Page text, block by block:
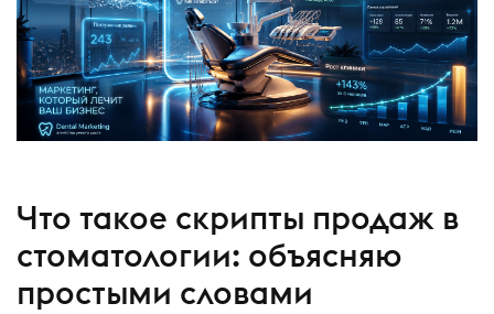
Что такое скрипты продаж в
стоматологии: объясняю
простыми словами